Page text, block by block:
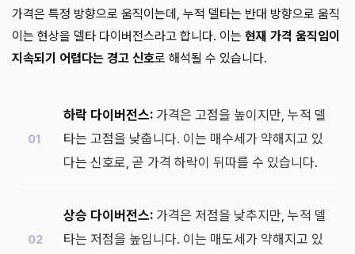
가격은 특정 방향으로 움직이는데, 누적 델타는 반대 방향으로 움직
이는 현상을 델타 다이버전스라고 합니다. 이는 현재 가격 움직임이
지속되기 어렵다는 경고 신호로 해석될 수 있습니다.
하락 다이버전스: 가격은 고점을 높이지만, 누적 델
타는 고점을 낮춥니다. 이는 매수세가 약해지고 있
다는 신호로, 곧 가격 하락이 뒤따를 수 있습니다.
상승 다이버전스: 가격은 저점을 낮추지만, 누적 델
타는 저점을 높입니다. 이는 매도세가 약해지고 있